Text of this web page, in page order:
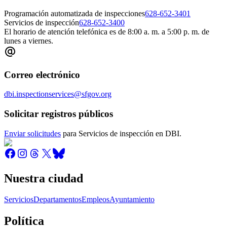
Programación automatizada de inspecciones628-652-3401
Servicios de inspección628-652-3400
El horario de atención telefónica es de 8:00 a. m. a 5:00 p. m. de
lunes a viernes.
Correo electrónico
dbi.inspectionservices@sfgov.org
Solicitar registros públicos
Enviar solicitudes para Servicios de inspección en DBI.
Nuestra ciudad
ServiciosDepartamentosEmpleosAyuntamiento
Política